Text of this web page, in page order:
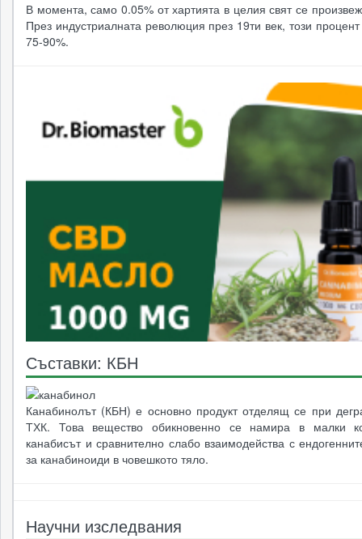
В момента, само 0.05% от хартията в целия свят се
През индустриалната революция през 19ти век, този
75-90%.
Съставки: КБН
Канабинолът (КБН) е основно продукт отделящ се при
ТХК. Това вещество обикновенно се намира в малки
канабисът и сравнително слабо взаимодейства с
за канабиноиди в човешкото тяло.
Научни изследвания